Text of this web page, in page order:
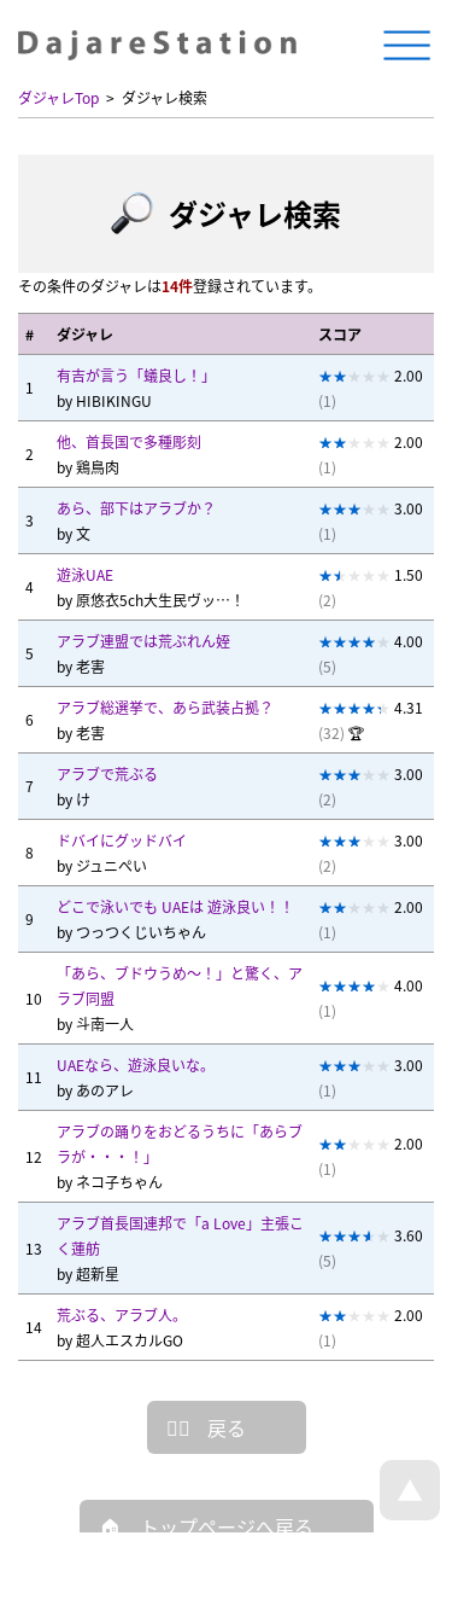
ダジャレTop ダジャレ検索
ダジャレ検索
その条件のダジャレは14件登録されています。
# ダジャレ スコア
1
有吉が言う「蟻良し！」
by HIBIKINGU
2.00
(1)
2
他、首長国で多種彫刻
by鶏鳥肉
2.00
(1)
3
あら、部下はアラブか？
by文
3.00
(1)
4
遊泳UAE
by 原悠衣5ch大生民ヴッ…！
1.50
(2)
5
アラブ連盟では荒ぶれん姪
by老害
4.00
(5)
6
アラブ総選挙で、あら武装占拠？
by老害
4.31
(32) 🏆
7
アラブで荒ぶる
by け
3.00
(2)
8
ドバイにグッドバイ
by ジュニぺい
3.00
(2)
9
どこで泳いでも UAEは 遊泳良い！！
by つっつくじいちゃん
2.00
(1)
10
「あら、ブドウうめ～！」と驚く、ア
ラブ同盟
by斗南一人
4.00
(1)
11
UAEなら、遊泳良いな。
by あのアレ
3.00
(1)
12
アラブの踊りをおどるうちに「あらブ
ラが・・・！」
by ネコ子ちゃん
2.00
(1)
13
アラブ首長国連邦で「a Love」主張こ
く蓮舫
by超新星
3.60
(5)
14
荒ぶる、アラブ人。
by超人エスカルGO
2.00
(1)
戻る
トップページへ戻る